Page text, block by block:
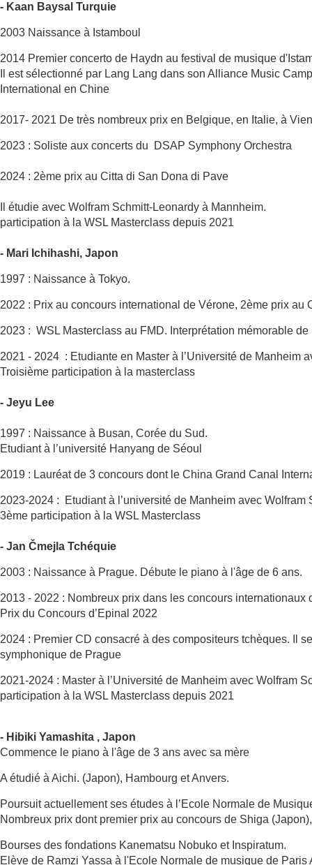
- Kaan Baysal Turquie
2003 Naissance à Istamboul
2014 Premier concerto de Haydn au festival de musique
Il est sélectionné par Lang Lang dans son Alliance Music
International en Chine
2017- 2021 De très nombreux prix en Belgique, en Italie, à
2023 : Soliste aux concerts du DSAP Symphony Orchestra
2024 : 2ème prix au Citta di San Dona di Pave
Il étudie avec Wolfram Schmitt-Leonardy à Mannheim.
participation à la WSL Masterclass depuis 2021
- Mari Ichihashi, Japon
1997 : Naissance à Tokyo.
2022 : Prix au concours international de Vérone, 2ème prix au
2023 : WSL Masterclass au FMD. Interprétation mémorable
2021 - 2024 : Etudiante en Master à l’Université de Manheim
Troisième participation à la masterclass
- Jeyu Lee
1997 : Naissance à Busan, Corée du Sud.
Etudiant à l’université Hanyang de Séoul
2019 : Lauréat de 3 concours dont le China Grand Canal
2023-2024 : Etudiant à l’université de Manheim avec Wolfram
3ème participation à la WSL Masterclass
- Jan Čmejla Tchéquie
2003 : Naissance à Prague. Débute le piano à l'âge de 6 ans.
2013 - 2022 : Nombreux prix dans les concours
Prix du Concours d’Epinal 2022
2024 : Premier CD consacré à des compositeurs tchèques. Il
symphonique de Prague
2021-2024 : Master à l’Université de Manheim avec Wolfram
participation à la WSL Masterclass depuis 2021
- Hibiki Yamashita , Japon
Commence le piano à l'âge de 3 ans avec sa mère
A étudié à Aichi. (Japon), Hambourg et Anvers.
Poursuit actuellement ses études à l’Ecole Normale de
Nombreux prix dont premier prix au concours de Shiga
Bourses des fondations Kanematsu Nobuko et Inspiratum.
Elève de Ramzi Yassa à l'Ecole Normale de musique de Paris